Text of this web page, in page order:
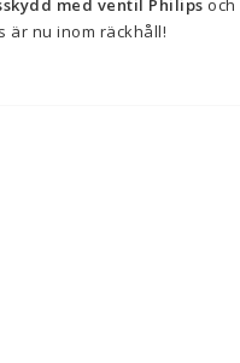
med ventil Philips och
är nu inom räckhåll!